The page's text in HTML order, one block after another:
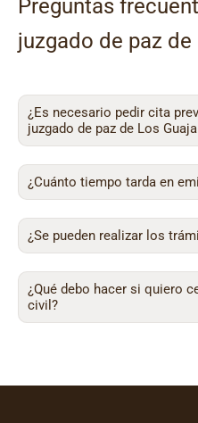
Preguntas
juzgado de paz de
¿Es necesario pedir cita
juzgado de paz de Los
¿Cuánto tiempo tarda en
¿Se pueden realizar los
¿Qué debo hacer si quiero
civil?